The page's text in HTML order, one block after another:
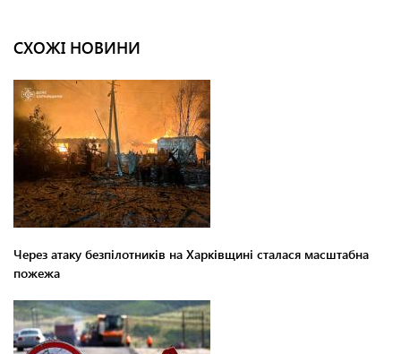
СХОЖІ НОВИНИ
Через атаку безпілотників на Харківщині сталася масштабна
пожежа